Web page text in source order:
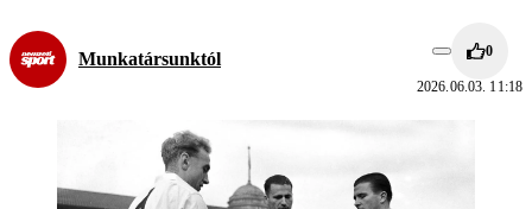
Munkatársunktól 0
2026.06.03. 11:18